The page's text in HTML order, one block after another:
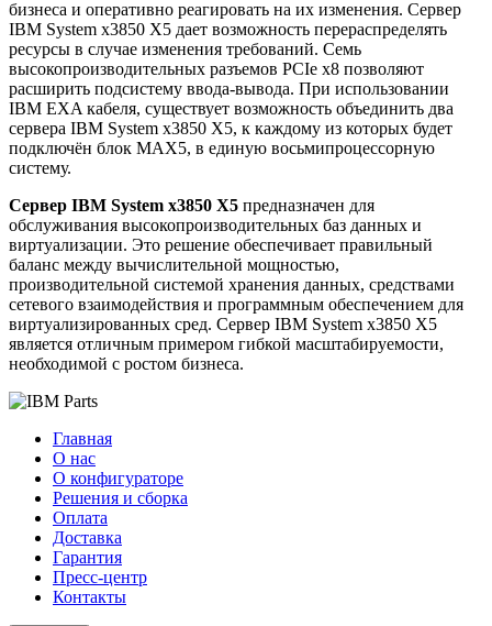
бизнеса и оперативно реагировать на их изменения. Сервер
IBM System x3850 X5 дает возможность перераспределять
ресурсы в случае изменения требований. Семь
высокопроизводительных разъемов PCIe x8 позволяют
расширить подсистему ввода-вывода. При использовании
IBM EXA кабеля, существует возможность объединить два
сервера IBM System x3850 X5, к каждому из которых будет
подключён блок MAX5, в единую восьмипроцессорную
систему.
Сервер IBM System x3850 X5 предназначен для
обслуживания высокопроизводительных баз данных и
виртуализации. Это решение обеспечивает правильный
баланс между вычислительной мощностью,
производительной системой хранения данных, средствами
сетевого взаимодействия и программным обеспечением для
виртуализированных сред. Сервер IBM System x3850 X5
является отличным примером гибкой масштабируемости,
необходимой с ростом бизнеса.
Главная
О нас
О конфигураторе
Решения и сборка
Оплата
Доставка
Гарантия
Пресс-центр
Контакты